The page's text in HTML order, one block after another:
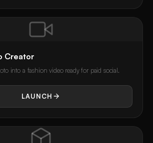
Creator
into a fashion video ready for paid social.
LAUNCH